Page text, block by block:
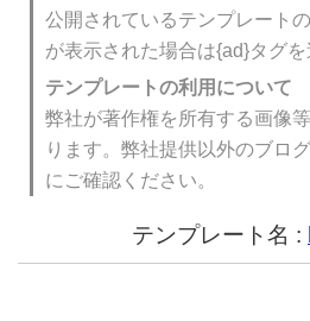
公開されているテンプレート
が表示された場合は{ad}タグ
テンプレートの利用について
弊社が著作権を所有する画像
ります。弊社提供以外のブロ
にご確認ください。
テンプレート名 :